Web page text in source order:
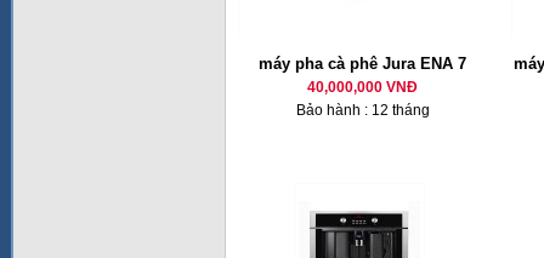
máy pha cà phê Jura ENA 7
40,000,000 VNĐ
Bảo hành : 12 tháng